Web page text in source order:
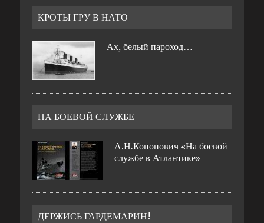
КРОТЫ ГРУ В НАТО
Ах, белый пароход…
НА БОЕВОЙ СЛУЖБЕ
А.Н.Кононович «На боевой
службе в Атлантике»
ДЕРЖИСЬ ГАРДЕМАРИН!